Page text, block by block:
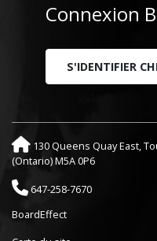
Connexion
S'IDENTIFIER
130 Queens Quay East,
(Ontario) M5A 0P6
647-258-7670
BoardEffect